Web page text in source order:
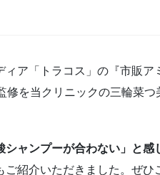
ア「トラコス」の『市販ア
を当クリニックの三輪菜つ
シャンプーが合わない」と感
紹介いただきました。ぜひ